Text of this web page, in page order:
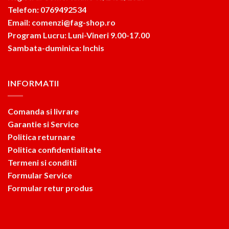
Telefon: 0769492534
Email: comenzi@fag-shop.ro
Program Lucru: Luni-Vineri 9.00-17.00
Sambata-duminica: Inchis
INFORMATII
Comanda si livrare
Garantie si Service
Politica returnare
Politica confidentialitate
Termeni si conditii
Formular Service
Formular retur produs